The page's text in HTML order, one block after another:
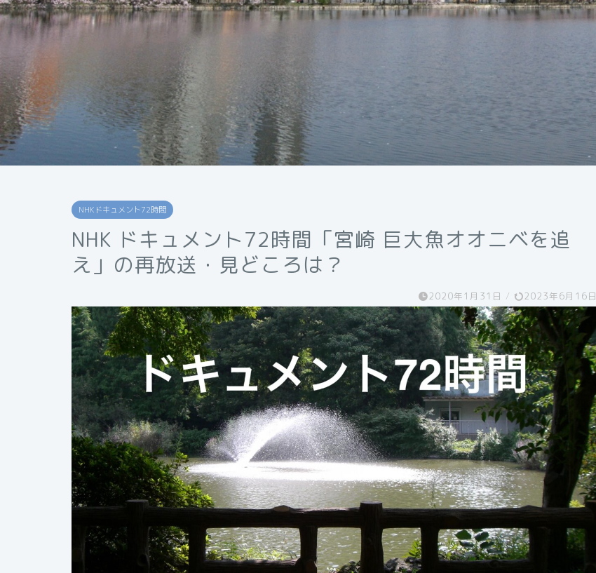
NHKドキュメント72時間
NHK ドキュメント72時間「宮崎 巨大魚オオニベを追
え」の再放送・見どころは？
2020年1月31日 / 2023年6月16日